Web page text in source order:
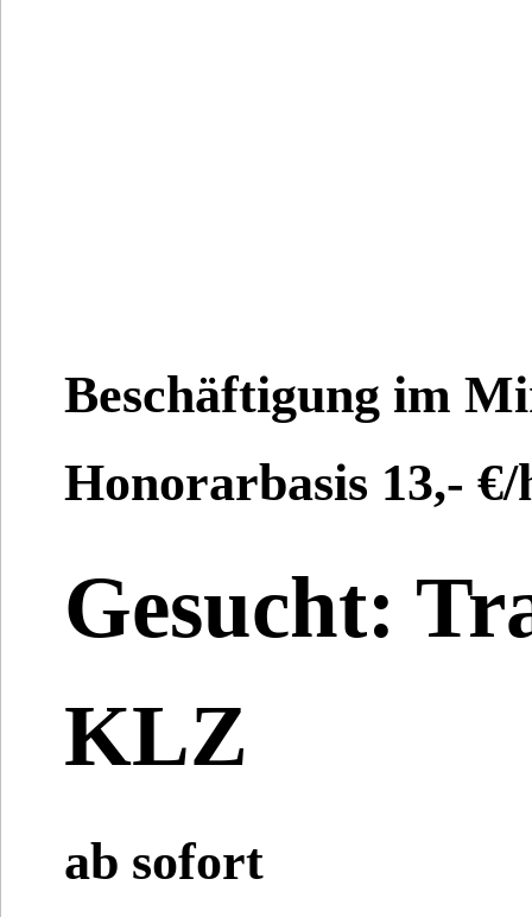
Beschäftigung im
Honorarbasis 13,- €/
Gesucht:
KLZ
ab sofort